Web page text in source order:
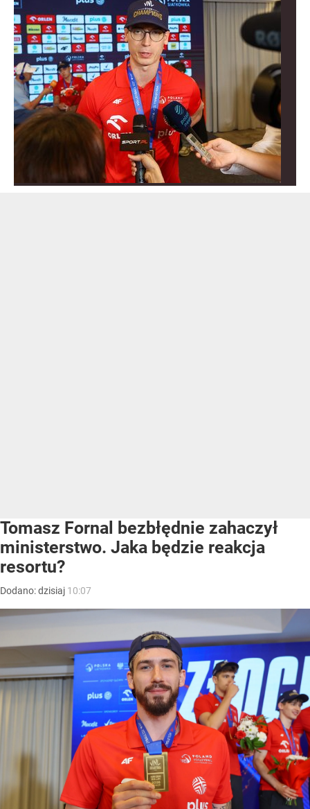
Tomasz Fornal bezbłędnie zahaczył
ministerstwo. Jaka będzie reakcja
resortu?
Dodano:dzisiaj 10:07